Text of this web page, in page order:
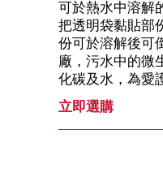
可於熱水中溶解
把透明袋黏貼部
份可於溶解後可
廠，污水中的微
化碳及水，為愛
立即選購